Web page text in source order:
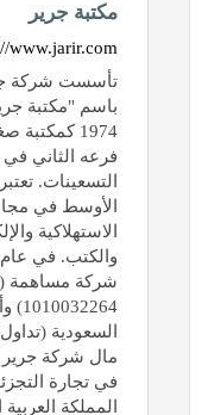
مكتبة جرير
www.jarir.com/
تأسست شركة
باسم "مكتبة
1974
فرعه الثاني
التسعينات.
الأوسط في
الاستهلاكية
شركة مساهمة
في تجارة
المملكة